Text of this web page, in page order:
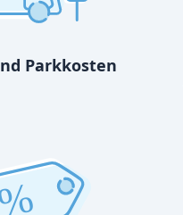
Parkkosten